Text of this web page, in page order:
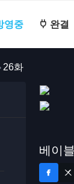
영중 완결
26화
베이